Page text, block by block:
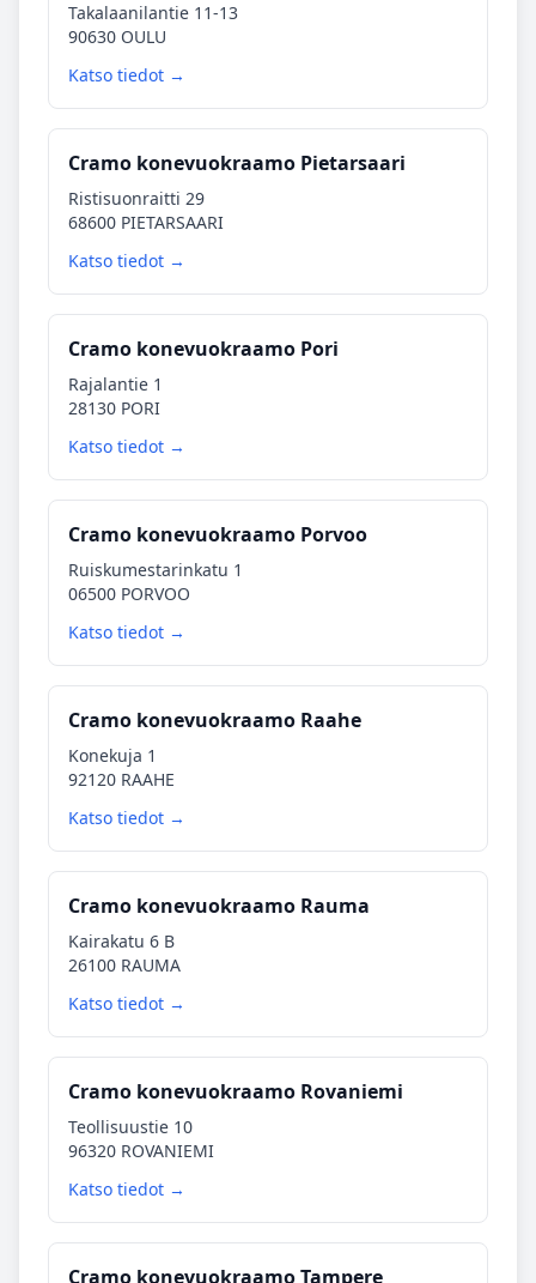
Takalaanilantie 11-13
90630 OULU
Katso tiedot →
Cramo konevuokraamo Pietarsaari
Ristisuonraitti 29
68600 PIETARSAARI
Katso tiedot →
Cramo konevuokraamo Pori
Rajalantie 1
28130 PORI
Katso tiedot →
Cramo konevuokraamo Porvoo
Ruiskumestarinkatu 1
06500 PORVOO
Katso tiedot →
Cramo konevuokraamo Raahe
Konekuja 1
92120 RAAHE
Katso tiedot →
Cramo konevuokraamo Rauma
Kairakatu 6 B
26100 RAUMA
Katso tiedot →
Cramo konevuokraamo Rovaniemi
Teollisuustie 10
96320 ROVANIEMI
Katso tiedot →
Cramo konevuokraamo Tampere